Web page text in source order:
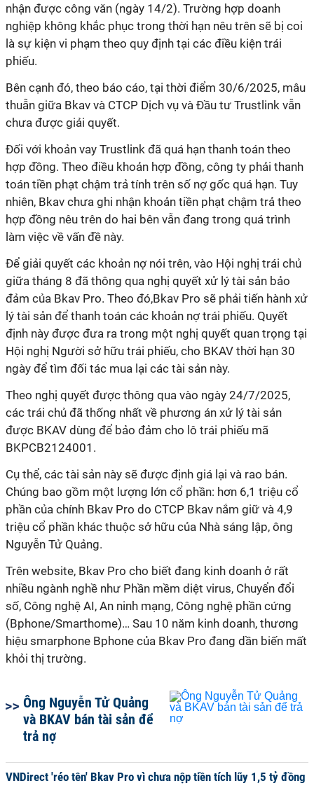
nhận được công văn (ngày 14/2). Trường hợp doanh
nghiệp không khắc phục trong thời hạn nêu trên sẽ bị coi
là sự kiện vi phạm theo quy định tại các điều kiện trái
phiếu.
Bên cạnh đó, theo báo cáo, tại thời điểm 30/6/2025, mâu
thuẫn giữa Bkav và CTCP Dịch vụ và Đầu tư Trustlink vẫn
chưa được giải quyết.
Đối với khoản vay Trustlink đã quá hạn thanh toán theo
hợp đồng. Theo điều khoản hợp đồng, công ty phải thanh
toán tiền phạt chậm trả tính trên số nợ gốc quá hạn. Tuy
nhiên, Bkav chưa ghi nhận khoản tiền phạt chậm trả theo
hợp đồng nêu trên do hai bên vẫn đang trong quá trình
làm việc về vấn đề này.
Để giải quyết các khoản nợ nói trên, vào Hội nghị trái chủ
giữa tháng 8 đã thông qua nghị quyết xử lý tài sản bảo
đảm của Bkav Pro. Theo đó,Bkav Pro sẽ phải tiến hành xử
lý tài sản để thanh toán các khoản nợ trái phiếu. Quyết
định này được đưa ra trong một nghị quyết quan trọng tại
Hội nghị Người sở hữu trái phiếu, cho BKAV thời hạn 30
ngày để tìm đối tác mua lại các tài sản này.
Theo nghị quyết được thông qua vào ngày 24/7/2025,
các trái chủ đã thống nhất về phương án xử lý tài sản
được BKAV dùng để bảo đảm cho lô trái phiếu mã
BKPCB2124001.
Cụ thể, các tài sản này sẽ được định giá lại và rao bán.
Chúng bao gồm một lượng lớn cổ phần: hơn 6,1 triệu cổ
phần của chính Bkav Pro do CTCP Bkav nắm giữ và 4,9
triệu cổ phần khác thuộc sở hữu của Nhà sáng lập, ông
Nguyễn Tử Quảng.
Trên website, Bkav Pro cho biết đang kinh doanh ở rất
nhiều ngành nghề như Phần mềm diệt virus, Chuyển đổi
số, Công nghệ AI, An ninh mạng, Công nghệ phần cứng
(Bphone/Smarthome)… Sau 10 năm kinh doanh, thương
hiệu smarphone Bphone của Bkav Pro đang dần biến mất
khỏi thị trường.
Ông Nguyễn Tử Quảng
và BKAV bán tài sản để
trả nợ
VNDirect 'réo tên' Bkav Pro vì chưa nộp tiền tích lũy 1,5 tỷ đồng